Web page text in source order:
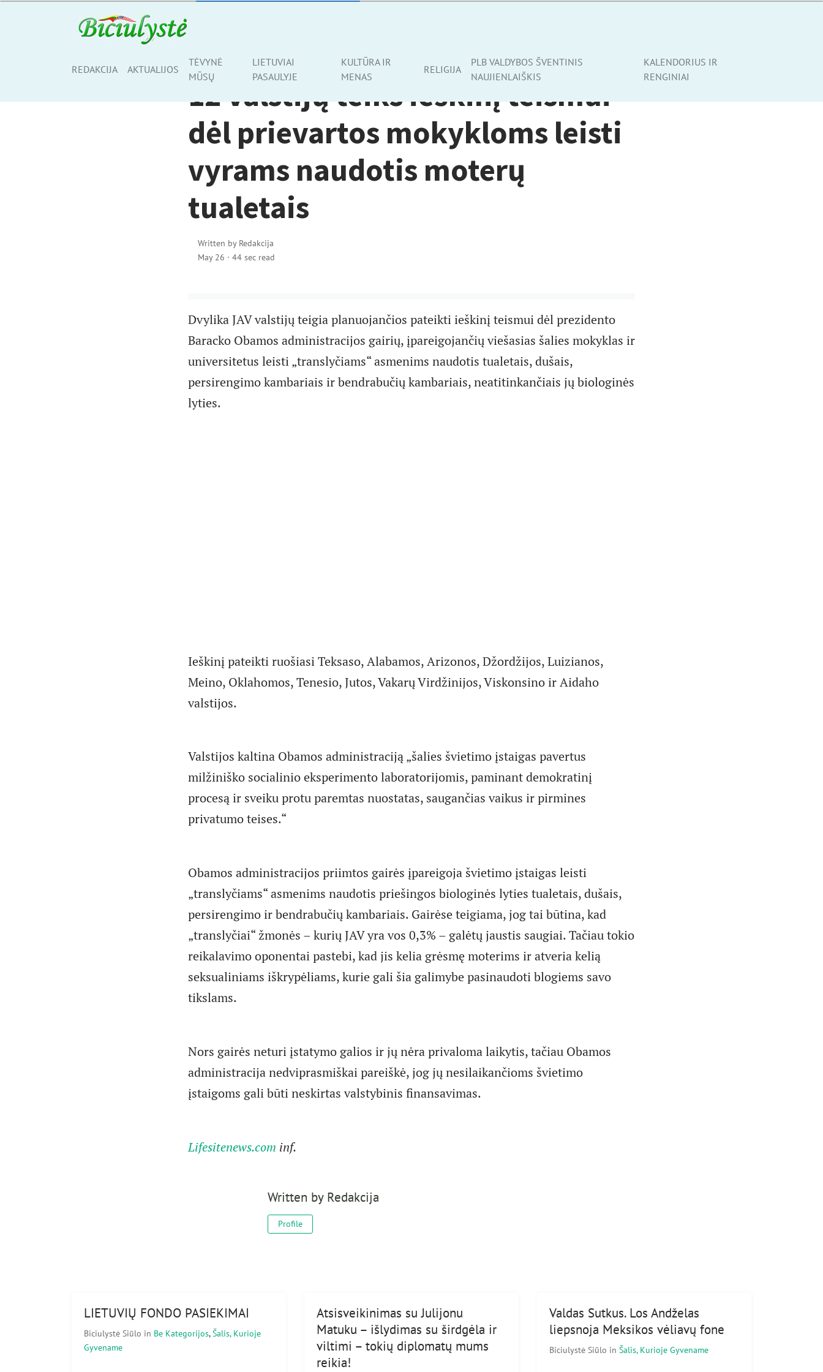
REDAKCIJA AKTUALIJOS
TĖVYNĖ
MŪSŲ
LIETUVIAI
PASAULYJE
KULTŪRA IR
MENAS
RELIGIJA
PLB VALDYBOS ŠVENTINIS
NAUJIENLAIŠKIS
KALENDORIUS IR
RENGINIAI
ŠALIS, KURIOJE GYVENAME
12 valstijų teiks ieškinį teismui
dėl prievartos mokykloms leisti
vyrams naudotis moterų
tualetais
Written by Redakcija
May 26 · 44 sec read
Dvylika JAV valstijų teigia planuojančios pateikti ieškinį teismui dėl prezidento
Baracko Obamos administracijos gairių, įpareigojančių viešasias šalies mokyklas ir
universitetus leisti „translyčiams“ asmenims naudotis tualetais, dušais,
persirengimo kambariais ir bendrabučių kambariais, neatitinkančiais jų biologinės
lyties.
Ieškinį pateikti ruošiasi Teksaso, Alabamos, Arizonos, Džordžijos, Luizianos,
Meino, Oklahomos, Tenesio, Jutos, Vakarų Virdžinijos, Viskonsino ir Aidaho
valstijos.
Valstijos kaltina Obamos administraciją „šalies švietimo įstaigas pavertus
milžiniško socialinio eksperimento laboratorijomis, paminant demokratinį
procesą ir sveiku protu paremtas nuostatas, saugančias vaikus ir pirmines
privatumo teises.“
Obamos administracijos priimtos gairės įpareigoja švietimo įstaigas leisti
„translyčiams“ asmenims naudotis priešingos biologinės lyties tualetais, dušais,
persirengimo ir bendrabučių kambariais. Gairėse teigiama, jog tai būtina, kad
„translyčiai“ žmonės – kurių JAV yra vos 0,3% – galėtų jaustis saugiai. Tačiau tokio
reikalavimo oponentai pastebi, kad jis kelia grėsmę moterims ir atveria kelią
seksualiniams iškrypėliams, kurie gali šia galimybe pasinaudoti blogiems savo
tikslams.
Nors gairės neturi įstatymo galios ir jų nėra privaloma laikytis, tačiau Obamos
administracija nedviprasmiškai pareiškė, jog jų nesilaikančioms švietimo
įstaigoms gali būti neskirtas valstybinis finansavimas.
Lifesitenews.com inf.
Written by Redakcija
Profile
Share
LIETUVIŲ FONDO PASIEKIMAI
Biciulystė Siūlo in Be Kategorijos,Šalis, Kurioje
Gyvename
Atsisveikinimas su Julijonu
Matuku – išlydimas su širdgėla ir
viltimi – tokių diplomatų mums
reikia!
Valdas Sutkus. Los Andželas
liepsnoja Meksikos vėliavų fone
Biciulystė Siūlo in Šalis, Kurioje Gyvename